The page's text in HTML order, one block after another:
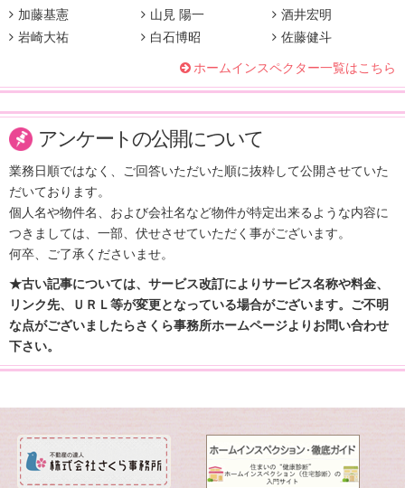
加藤基憲
山見 陽一
酒井宏明
岩崎大祐
白石博昭 佐藤健斗
ホームインスペクター一覧はこちら
アンケートの公開について
業務日順ではなく、ご回答いただいた順に抜粋して公開させていた
だいております。
個人名や物件名、および会社名など物件が特定出来るような内容に
つきましては、一部、伏せさせていただく事がございます。
何卒、ご了承くださいませ。
★古い記事については、サービス改訂によりサービス名称や料金、
リンク先、ＵＲＬ等が変更となっている場合がございます。ご不明
な点がございましたらさくら事務所ホームページよりお問い合わせ
下さい。